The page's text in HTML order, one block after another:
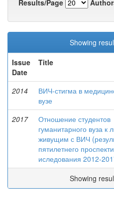
Results/Page
Showing
Issue
Date
Title
2014
ВИЧ-стигма в
вузе
2017
Отношение студентов
гуманитарного вуза к
живущим с ВИЧ
пятилетнего
иследования 2012-
Showing